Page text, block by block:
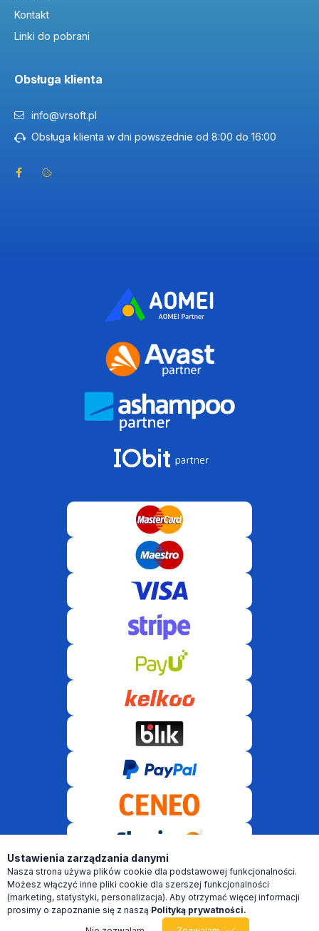
Kontakt
Linki do pobrani
Obsługa klienta
info@vrsoft.pl
Obsługa klienta w dni powszednie od 8:00 do 16:00
© VR Software 2021-2026 Wszelkie prawa zastrzeżone! 2026 ©
Ustawienia zarządzania danymi
Nasza strona używa plików cookie dla podstawowej funkcjonalności.
Możesz włączyć inne pliki cookie dla szerszej funkcjonalności
(marketing, statystyki, personalizacja). Aby otrzymać więcej informacji
prosimy o zapoznanie się z naszą Polityką prywatności.